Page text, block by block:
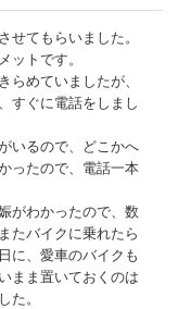
せてもらいました。
ットです。
らめていましたが、
すぐに電話をしまし
いるので、どこかへ
ったので、電話一本
がわかったので、数
たバイクに乗れたら
に、愛車のバイクも
まま置いておくのは
た。